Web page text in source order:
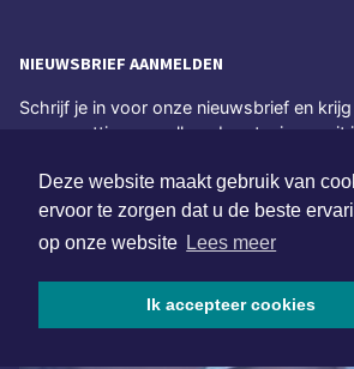
Deze website maakt gebruik van
ervoor te zorgen dat u de beste
op onze website Lees meer
Ik accepteer cookies
NIEUWSBRIEF AANMELDEN
Schrijf je in voor onze nieuwsbrief en
samenvatting van alle gebeurtenissen uit
Aanmelden
ONLINE DAGBLADEN